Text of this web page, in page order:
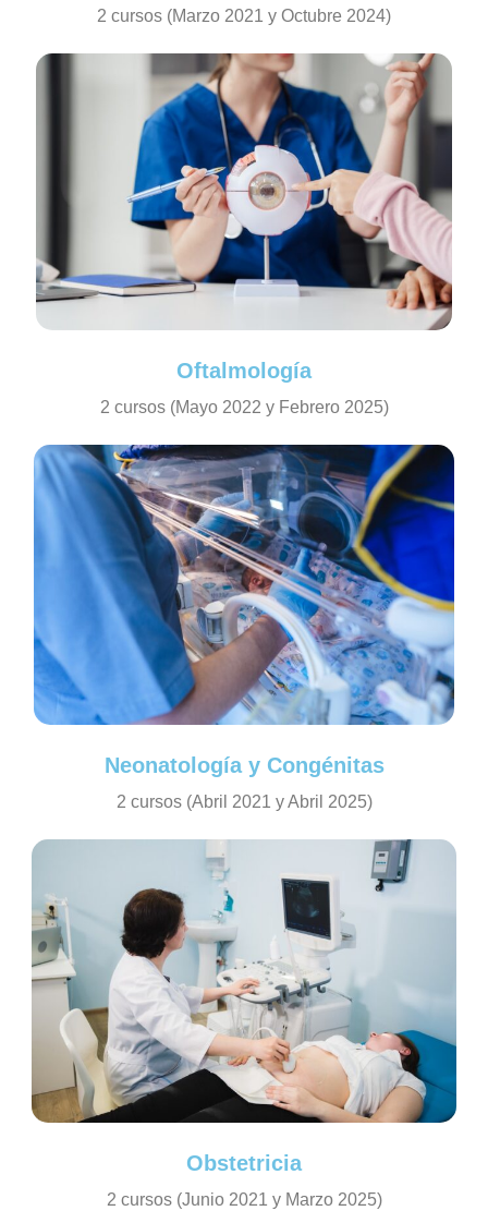
2 cursos (Marzo 2021 y Octubre 2024)
Oftalmología
2 cursos (Mayo 2022 y Febrero 2025)
Neonatología y Congénitas
2 cursos (Abril 2021 y Abril 2025)
Obstetricia
2 cursos (Junio 2021 y Marzo 2025)